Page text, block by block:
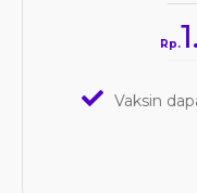
Rp.
Vaksin